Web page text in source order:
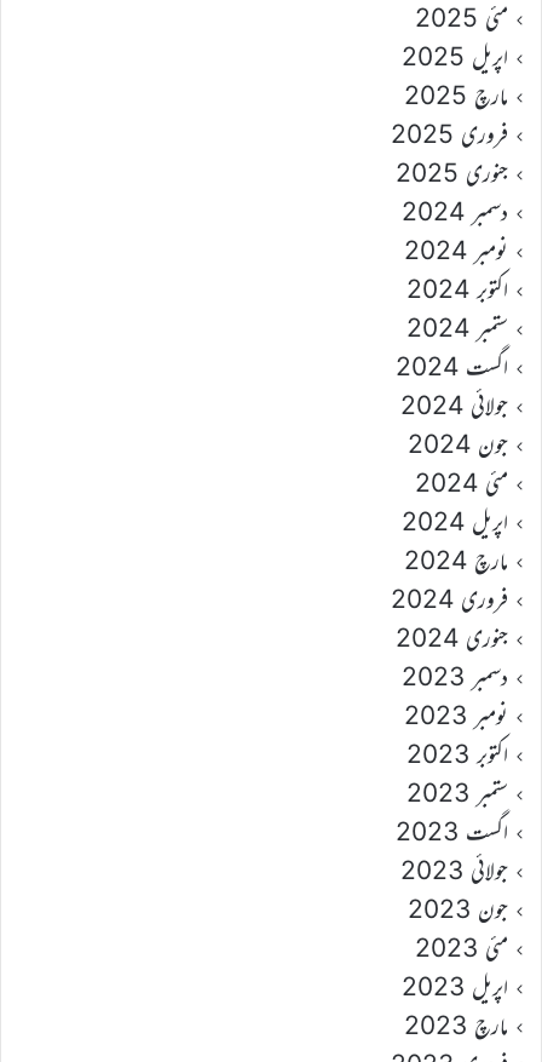
مئی 2025
اپریل 2025
مارچ 2025
فروری 2025
جنوری 2025
دسمبر 2024
نومبر 2024
اکتوبر 2024
ستمبر 2024
اگست 2024
جولائی 2024
جون 2024
مئی 2024
اپریل 2024
مارچ 2024
فروری 2024
جنوری 2024
دسمبر 2023
نومبر 2023
اکتوبر 2023
ستمبر 2023
اگست 2023
جولائی 2023
جون 2023
مئی 2023
اپریل 2023
مارچ 2023